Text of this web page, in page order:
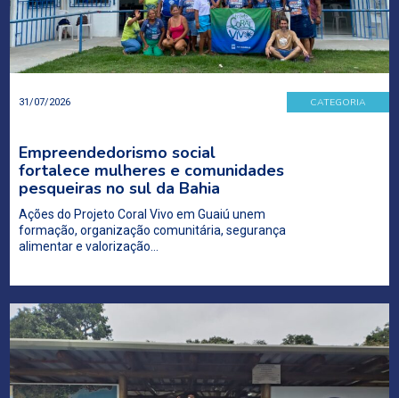
31/07/2026 CATEGORIA
Empreendedorismo social
fortalece mulheres e comunidades
pesqueiras no sul da Bahia
Ações do Projeto Coral Vivo em Guaiú unem
formação, organização comunitária, segurança
alimentar e valorização…